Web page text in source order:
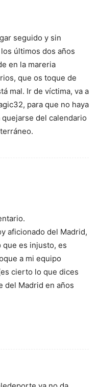
seguido y sin
últimos dos años
en la mareria
que os toque de
mal. Ir de víctima, va a
para que no haya
del calendario
aficionado del Madrid,
que es injusto, es
a mi equipo
cierto lo que dices
del Madrid en años